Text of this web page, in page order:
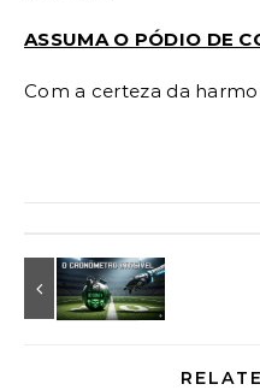
ASSUMA O PÓDIO DE
Com a certeza da